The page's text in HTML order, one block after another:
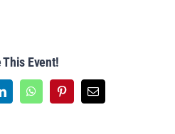
This Event!
LinkedInWhatsAppPinterestEmail